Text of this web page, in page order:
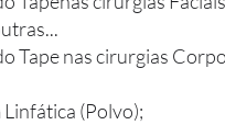
Tape nas cirurgias
(Polvo);